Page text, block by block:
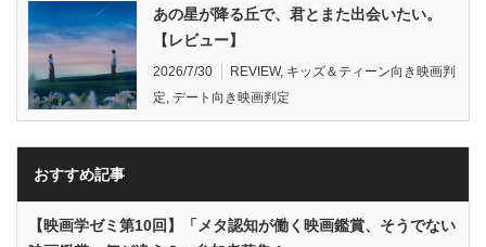
あの星が降る丘で、君とまた出会いたい。
【レビュー】
2026/7/30 REVIEW, キッズ＆ティーン向き映画判
定 デート向き映画判定
おすすめ記事
【映画学ゼミ第10回】「メタ認知が働く映画鑑賞、そうでない